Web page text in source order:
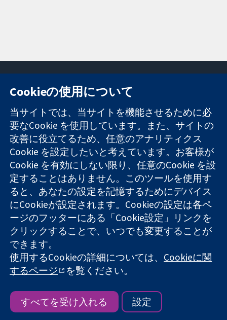
信頼できるエビ
デンスと
情報に基づく意
思決定により
健康のさらなる
向上へ
11-13 Cavendish
Square
London
W1G 0AN
United Kingdom
お問い合わせ
ニュース
広報
コクランにつ
いて
採用
Cochrane
Library
コクラン・コラボレーションは、イングランド及びウェールズ
に登録された慈善団体（登録番号 1045921）および保証有限責
任会社（登録番号 03044323）です。付加価値税登録番号 GB
718 2127 49
Copyright © 2026 The Cochrane Collaboration
Cookie設定
Cookieの使用について
当サイトでは、当サイトを機能させるために必
要なCookie を使用しています。また、サイトの
改善に役立てるため、任意のアナリティクス
Cookie を設定したいと考えています。お客様が
Cookie を有効にしない限り、任意のCookie を設
定することはありません。このツールを使用す
ると、あなたの設定を記憶するためにデバイス
にCookieが設定されます。Cookieの設定は各ペ
ージのフッターにある「Cookie設定」リンクを
クリックすることで、いつでも変更することが
できます。
使用するCookieの詳細については、 Cookieに関
するページ
を覧ください。
すべてを受け入れる 設定